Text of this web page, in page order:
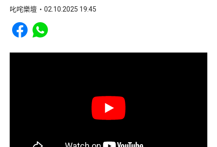
叱咤樂壇 02.10.2025 19:45
Share to Facebook
Share to WhatsApp